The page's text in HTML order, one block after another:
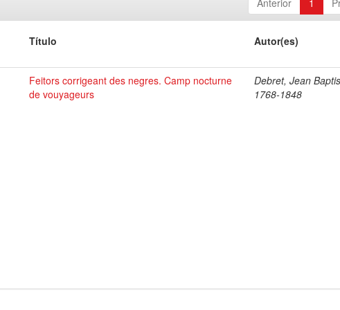
Anterior 1
Título Autor(es)
Feitors corrigeant des negres. Camp nocturne
de vouyageurs
Debret, Jean
1768-1848